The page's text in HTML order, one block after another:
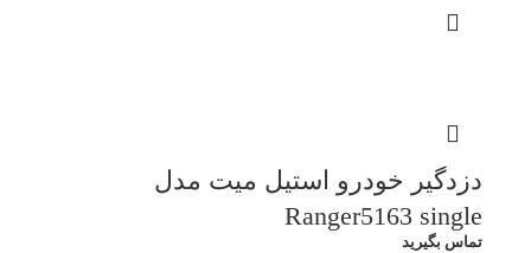
دزدگیر خودرو استیل میت مدل
Ranger5163 single
تماس بگیرید